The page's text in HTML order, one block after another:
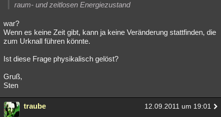
Lesenswert Schlüsselwörter
raum- und zeitlosen Energiezustand
war?
Wenn es keine Zeit gibt, kann ja keine Veränderung stattfinden, die
zum Urknall führen könnte.
Ist diese Frage physikalisch gelöst?
Gruß,
Sten
traube 12.09.2011 um 19:01